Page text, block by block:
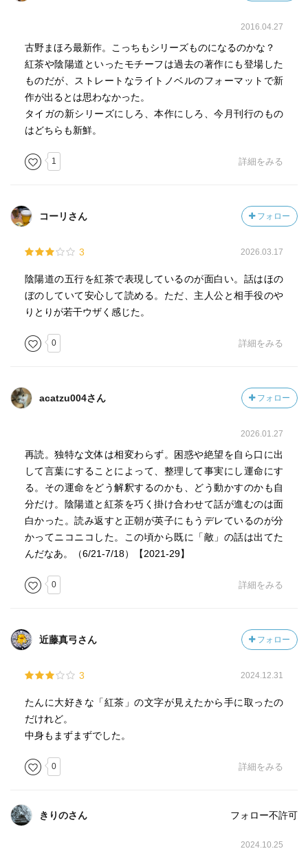
2016.04.27
古野まほろ最新作。こっちもシリーズものになるのかな？
紅茶や陰陽道といったモチーフは過去の著作にも登場した
ものだが、ストレートなライトノベルのフォーマットで新
作が出るとは思わなかった。
タイガの新シリーズにしろ、本作にしろ、今月刊行のもの
はどちらも新鮮。
1 詳細をみる
コーリさん フォロー
3 2026.03.17
陰陽道の五行を紅茶で表現しているのが面白い。話はほの
ぼのしていて安心して読める。ただ、主人公と相手役のや
りとりが若干ウザく感じた。
0 詳細をみる
acatzu004さん フォロー
2026.01.27
再読。独特な文体は相変わらず。困惑や絶望を自ら口に出
して言葉にすることによって、整理して事実にし運命にす
る。その運命をどう解釈するのかも、どう動かすのかも自
分だけ。陰陽道と紅茶を巧く掛け合わせて話が進むのは面
白かった。読み返すと正朝が英子にもうデレているのが分
かってニコニコした。この頃から既に「敵」の話は出てた
んだなあ。（6/21-7/18）【2021-29】
0 詳細をみる
近藤真弓さん フォロー
3 2024.12.31
たんに大好きな「紅茶」の文字が見えたから手に取ったの
だけれど。
中身もまずまずでした。
0 詳細をみる
きりのさん フォロー不許可
2024.10.25